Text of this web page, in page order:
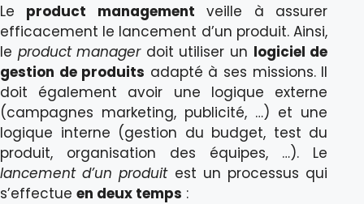
Le product management veille à assurer
efficacement le lancement d’un produit. Ainsi,
le product managerdoit utiliser un logiciel de
gestion de produits adapté à ses missions. Il
doit également avoir une logique externe
(campagnes marketing, publicité, …) et une
logique interne (gestion du budget, test du
produit, organisation des équipes, …). Le
lancement d’un produitest un processus qui
s’effectue en deux temps :